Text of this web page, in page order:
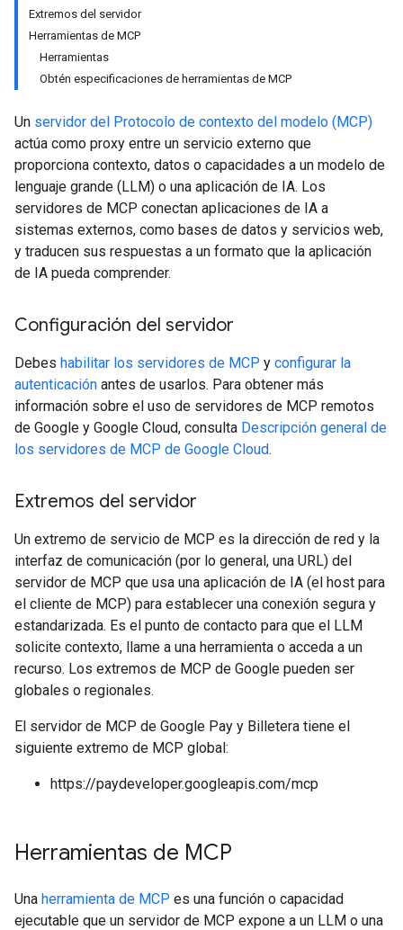
Extremos del servidor
Herramientas de MCP
Herramientas
Obtén especificaciones de herramientas de MCP
Un servidor del Protocolo de contexto del modelo (MCP)
actúa como proxy entre un servicio externo que
proporciona contexto, datos o capacidades a un modelo de
lenguaje grande (LLM) o una aplicación de IA. Los
servidores de MCP conectan aplicaciones de IA a
sistemas externos, como bases de datos y servicios web,
y traducen sus respuestas a un formato que la aplicación
de IA pueda comprender.
Configuración del servidor
Debes habilitar los servidores de MCP y configurar la
autenticación antes de usarlos. Para obtener más
información sobre el uso de servidores de MCP remotos
de Google y Google Cloud, consulta Descripción general de
los servidores de MCP de Google Cloud.
Extremos del servidor
Un extremo de servicio de MCP es la dirección de red y la
interfaz de comunicación (por lo general, una URL) del
servidor de MCP que usa una aplicación de IA (el host para
el cliente de MCP) para establecer una conexión segura y
estandarizada. Es el punto de contacto para que el LLM
solicite contexto, llame a una herramienta o acceda a un
recurso. Los extremos de MCP de Google pueden ser
globales o regionales.
El servidor de MCP de Google Pay y Billetera tiene el
siguiente extremo de MCP global:
https://paydeveloper.googleapis.com/mcp
Herramientas de MCP
Una herramienta de MCP es una función o capacidad
ejecutable que un servidor de MCP expone a un LLM o una